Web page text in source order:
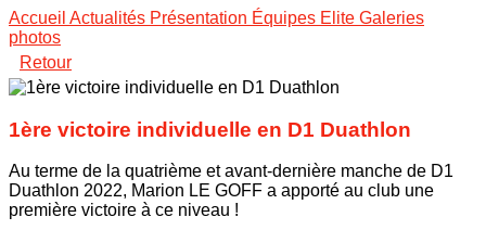
Accueil Actualités Présentation Équipes Elite Galeries
photos
Retour
1ère victoire individuelle en D1 Duathlon
Au terme de la quatrième et avant-dernière manche de D1
Duathlon 2022, Marion LE GOFF a apporté au club une
première victoire à ce niveau !